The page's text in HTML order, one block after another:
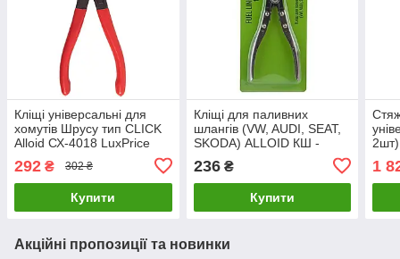
Кліщі універсальні для
хомутів Шрусу тип CLICK
Alloid СХ-4018 LuxPrice
292 ₴ 302 ₴
Купити
Кліщі для паливних
шлангiв (VW, AUDI, SEAT,
SKODA) ALLOID КШ -
236₴
Купити
1
Акційні пропозиції та новинки